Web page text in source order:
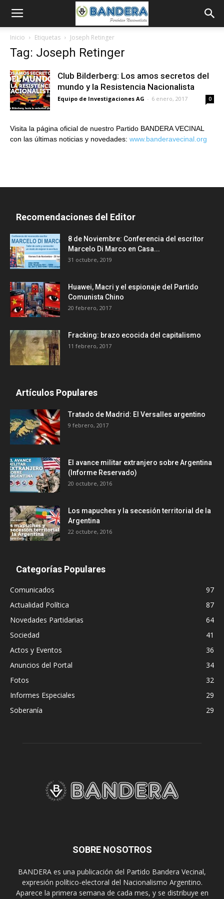
Inicio Etiquetas Joseph Retinger
Tag: Joseph Retinger
Club Bilderberg: Los amos secretos del
mundo y la Resistencia Nacionalista
Equipo de Investigaciones AG - 6 enero, 2017 0
Visita la página oficial de nuestro Partido BANDERA VECINAL
con las últimas noticias y novedades: www.banderavecinal.org
Recomendaciones del Editor
8 de Noviembre: Conferencia del escritor
Marcelo Di Marco en Casa...
31 octubre, 2019
Huawei, Macri y el espionaje del Partido
Comunista Chino
20 febrero, 2017
Fracking: brazo ecocida del capitalismo
11 febrero, 2017
Artículos Populares
Tratado de Madrid: El Versalles argentino
9 febrero, 2017
El avance militar extranjero sobre Argentina
(Informe Reservado)
20 octubre, 2016
Los mapuches y la secesión territorial de la
Argentina
22 octubre, 2016
Categorías Populares
Comunicados
97
Actualidad Política
87
Novedades Partidarias
64
Sociedad
41
Actos y Eventos
36
Anuncios del Portal
34
Fotos
32
Informes Especiales
29
Soberanía
29
SOBRE NOSOTROS
BANDERA es una publicación del Partido Bandera Vecinal,
expresión político-electoral del Nacionalismo Argentino.
Aparece la primera semana de cada mes, y se distribuye en